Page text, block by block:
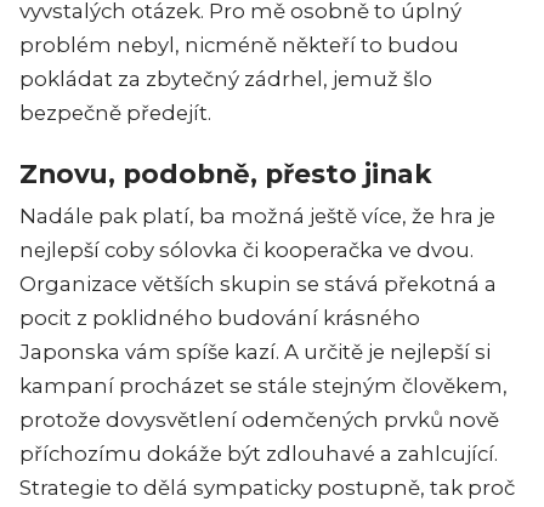
vyvstalých otázek. Pro mě osobně to úplný
problém nebyl, nicméně někteří to budou
pokládat za zbytečný zádrhel, jemuž šlo
bezpečně předejít.
Znovu, podobně, přesto jinak
Nadále pak platí, ba možná ještě více, že hra je
nejlepší coby sólovka či kooperačka ve dvou.
Organizace větších skupin se stává překotná a
pocit z poklidného budování krásného
Japonska vám spíše kazí. A určitě je nejlepší si
kampaní procházet se stále stejným člověkem,
protože dovysvětlení odemčených prvků nově
příchozímu dokáže být zdlouhavé a zahlcující.
Strategie to dělá sympaticky postupně, tak proč